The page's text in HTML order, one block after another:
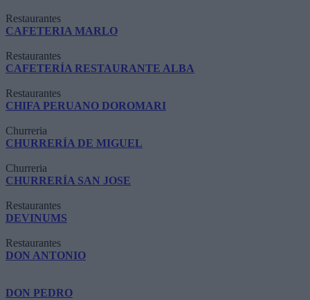
Restaurantes
CAFETERIA MARLO
Restaurantes
CAFETERÍA RESTAURANTE ALBA
Restaurantes
CHIFA PERUANO DOROMARI
Churreria
CHURRERÍA DE MIGUEL
Churreria
CHURRERÍA SAN JOSE
Restaurantes
DEVINUMS
Restaurantes
DON ANTONIO
DON PEDRO